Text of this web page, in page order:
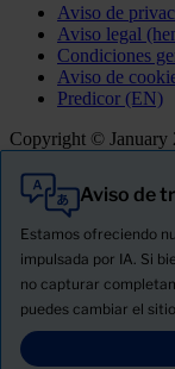
Aviso de
Aviso legal
Condiciones
Aviso de
Predicor (EN)
Copyright © January
Aviso de
Estamos ofreciendo
impulsada por IA. Si
no capturar
puedes cambiar el
Todo
Productos
Descargue la ficha
PRODUCT